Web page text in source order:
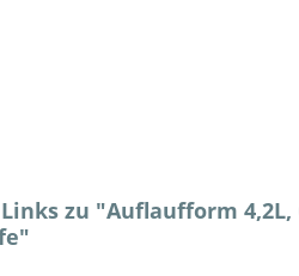
zu "Auflaufform 4,2L,